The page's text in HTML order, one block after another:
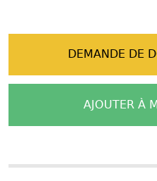
DEMANDE DE
AJOUTER À